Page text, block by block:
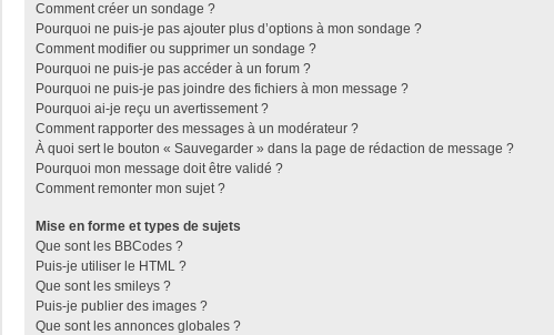
Comment créer un sondage ?
Pourquoi ne puis-je pas ajouter plus d’options à mon sondage ?
Comment modifier ou supprimer un sondage ?
Pourquoi ne puis-je pas accéder à un forum ?
Pourquoi ne puis-je pas joindre des fichiers à mon message ?
Pourquoi ai-je reçu un avertissement ?
Comment rapporter des messages à un modérateur ?
À quoi sert le bouton « Sauvegarder » dans la page de rédaction de message ?
Pourquoi mon message doit être validé ?
Comment remonter mon sujet ?
Mise en forme et types de sujets
Que sont les BBCodes ?
Puis-je utiliser le HTML ?
Que sont les smileys ?
Puis-je publier des images ?
Que sont les annonces globales ?